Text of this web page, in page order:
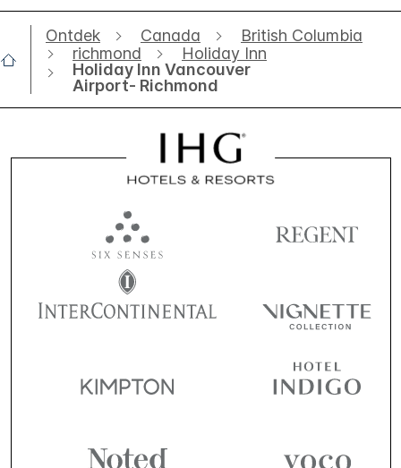
Ontdek Canada
British Columbia
richmond
Holiday Inn
Holiday Inn Vancouver
Airport- Richmond